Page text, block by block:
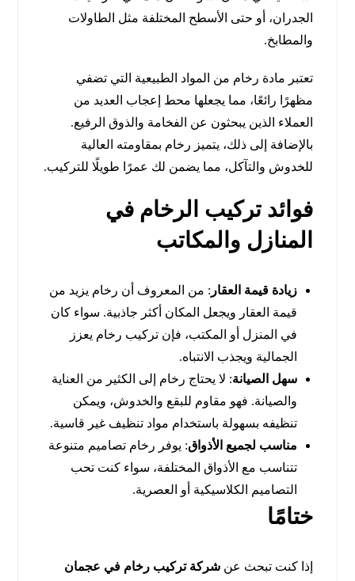
الجدران، أو حتى الأسطح المختلفة مثل الطاولات
والمطابخ.
تعتبر مادة رخام من المواد الطبيعية التي تضفي
مظهرًا رائعًا، مما يجعلها محط إعجاب العديد من
العملاء الذين يبحثون عن الفخامة والذوق الرفيع.
بالإضافة إلى ذلك، يتميز رخام بمقاومته العالية
للخدوش والتآكل، مما يضمن لك عمرًا طويلًا للتركيب.
فوائد تركيب الرخام في
المنازل والمكاتب
زيادة قيمة العقار : من المعروف أن رخام يزيد من
قيمة العقار ويجعل المكان أكثر جاذبية. سواء كان
في المنزل أو المكتب، فإن تركيب رخام يعزز
الجمالية ويجذب الانتباه.
سهل الصيانة: لا يحتاج رخام إلى الكثير من العناية
والصيانة. فهو مقاوم للبقع والخدوش، ويمكن
تنظيفه بسهولة باستخدام مواد تنظيف غير قاسية.
مناسب لجميع الأذواق: يوفر رخام تصاميم متنوعة
تتناسب مع الأذواق المختلفة، سواء كنت تحب
التصاميم الكلاسيكية أو العصرية.
ختامًا
إذا كنت تبحث عنشركة تركيب رخام في عجمان